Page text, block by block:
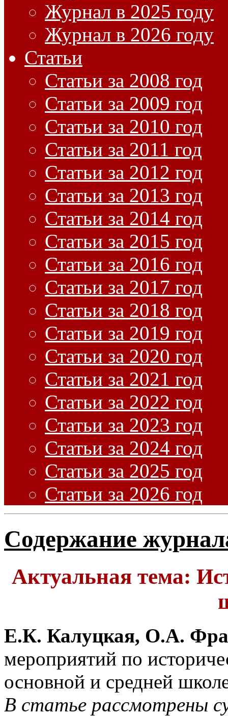
Журнал в 2025 году
Журнал в 2026 году
Статьи
Статьи за 2008 год
Статьи за 2009 год
Статьи за 2010 год
Статьи за 2011 год
Статьи за 2012 год
Статьи за 2013 год
Статьи за 2014 год
Статьи за 2015 год
Статьи за 2016 год
Статьи за 2017 год
Статьи за 2018 год
Статьи за 2019 год
Статьи за 2020 год
Статьи за 2021 год
Статьи за 2022 год
Статьи за 2023 год
Статьи за 2024 год
Статьи за 2025 год
Статьи за 2026 год
Содержание
Актуальная тема:
Е.К. Калуцкая, О.А.
мероприятий по
основной и средней
В статье рассмотрены